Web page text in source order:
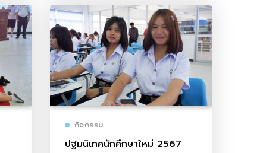
กิจกรรม
ปฐมนิเทศนักศึกษาใหม่ 2567